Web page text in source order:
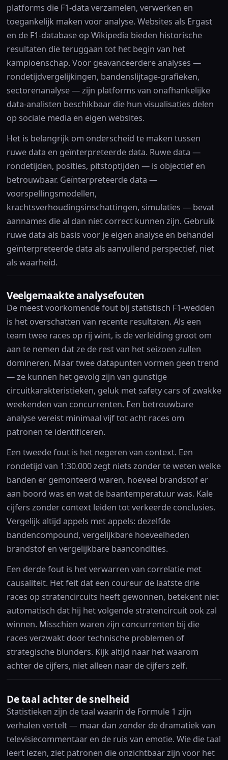
platforms die F1-data verzamelen, verwerken en
toegankelijk maken voor analyse. Websites als Ergast
en de F1-database op Wikipedia bieden historische
resultaten die teruggaan tot het begin van het
kampioenschap. Voor geavanceerdere analyses —
rondetijdvergelijkingen, bandenslijtage-grafieken,
sectorenanalyse — zijn platforms van onafhankelijke
data-analisten beschikbaar die hun visualisaties delen
op sociale media en eigen websites.
Het is belangrijk om onderscheid te maken tussen
ruwe data en geïnterpreteerde data. Ruwe data —
rondetijden, posities, pitstoptijden — is objectief en
betrouwbaar. Geïnterpreteerde data —
voorspellingsmodellen,
krachtsverhoudingsinschattingen, simulaties — bevat
aannames die al dan niet correct kunnen zijn. Gebruik
ruwe data als basis voor je eigen analyse en behandel
geïnterpreteerde data als aanvullend perspectief, niet
als waarheid.
Veelgemaakte analysefouten
De meest voorkomende fout bij statistisch F1-wedden
is het overschatten van recente resultaten. Als een
team twee races op rij wint, is de verleiding groot om
aan te nemen dat ze de rest van het seizoen zullen
domineren. Maar twee datapunten vormen geen trend
— ze kunnen het gevolg zijn van gunstige
circuitkarakteristieken, geluk met safety cars of zwakke
weekenden van concurrenten. Een betrouwbare
analyse vereist minimaal vijf tot acht races om
patronen te identificeren.
Een tweede fout is het negeren van context. Een
rondetijd van 1:30.000 zegt niets zonder te weten welke
banden er gemonteerd waren, hoeveel brandstof er
aan boord was en wat de baantemperatuur was. Kale
cijfers zonder context leiden tot verkeerde conclusies.
Vergelijk altijd appels met appels: dezelfde
bandencompound, vergelijkbare hoeveelheden
brandstof en vergelijkbare baancondities.
Een derde fout is het verwarren van correlatie met
causaliteit. Het feit dat een coureur de laatste drie
races op stratencircuits heeft gewonnen, betekent niet
automatisch dat hij het volgende stratencircuit ook zal
winnen. Misschien waren zijn concurrenten bij die
races verzwakt door technische problemen of
strategische blunders. Kijk altijd naar het waarom
achter de cijfers, niet alleen naar de cijfers zelf.
De taal achter de snelheid
Statistieken zijn de taal waarin de Formule 1 zijn
verhalen vertelt — maar dan zonder de dramatiek van
televisiecommentaar en de ruis van emotie. Wie die taal
leert lezen, ziet patronen die onzichtbaar zijn voor het